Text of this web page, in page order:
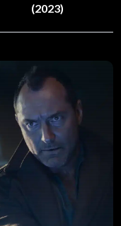
(2023)